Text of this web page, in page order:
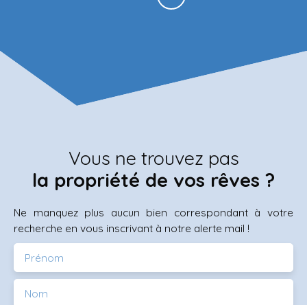
Vous ne trouvez pas
la propriété de vos rêves ?
Ne manquez plus aucun bien correspondant à votre
recherche en vous inscrivant à notre alerte mail !
Prénom
Nom